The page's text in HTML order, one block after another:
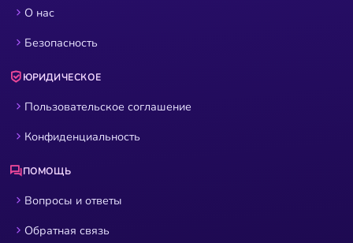
О нас
Безопасность
ЮРИДИЧЕСКОЕ
Пользовательское соглашение
Конфиденциальность
ПОМОЩЬ
Вопросы и ответы
Обратная связь